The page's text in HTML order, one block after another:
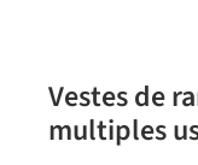
Vestes de
multiples